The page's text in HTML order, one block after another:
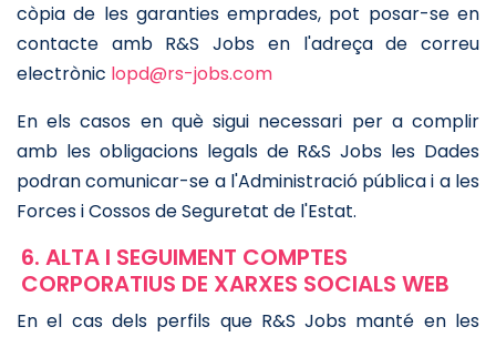
còpia de les garanties emprades, pot posar-se en
contacte amb R&S Jobs en l'adreça de correu
electrònic lopd@rs-jobs.com
En els casos en què sigui necessari per a complir
amb les obligacions legals de R&S Jobs les Dades
podran comunicar-se a l'Administració pública i a les
Forces i Cossos de Seguretat de l'Estat.
6. ALTA I SEGUIMENT COMPTES
CORPORATIUS DE XARXES SOCIALS WEB
En el cas dels perfils que R&S Jobs manté en les